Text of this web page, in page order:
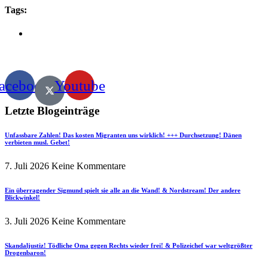
Tags:
Youtube
Letzte Blogeinträge
Unfassbare Zahlen! Das kosten Migranten uns wirklich! +++ Durchsetzung! Dänen
verbieten musl. Gebet!
7. Juli 2026 Keine Kommentare
Ein überragender Sigmund spielt sie alle an die Wand! & Nordstream! Der andere
Blickwinkel!
3. Juli 2026 Keine Kommentare
Skandaljustiz! Tödliche Oma gegen Rechts wieder frei! & Polizeichef war weltgrößter
Drogenbaron!